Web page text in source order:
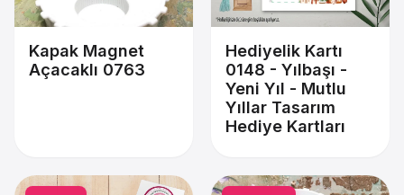
Kapak Magnet
Açacaklı 0763
Hediyelik Kartı
0148 - Yılbaşı -
Yeni Yıl - Mutlu
Yıllar Tasarım
Hediye Kartları